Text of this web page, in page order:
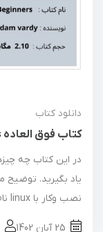
دانلود کتاب
کتاب فوق العاده Linux For Beginners
نصب وکار با linux نام کتاب : Linux For Beginners نویسنده ...